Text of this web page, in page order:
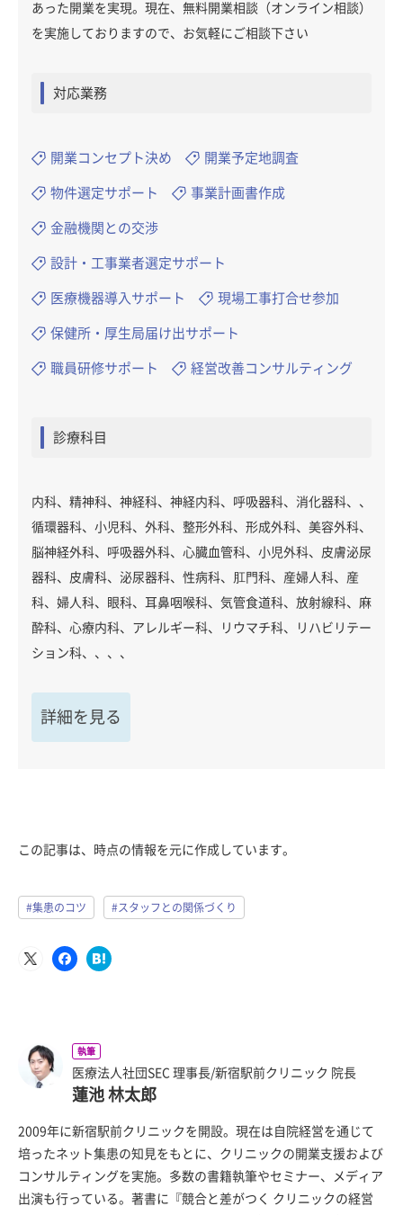
あった開業を実現。現在、無料開業相談（オンライン相談）
を実施しておりますので、お気軽にご相談下さい
対応業務
開業コンセプト決め 開業予定地調査
物件選定サポート 事業計画書作成
金融機関との交渉
設計・工事業者選定サポート
医療機器導入サポート 現場工事打合せ参加
保健所・厚生局届け出サポート
職員研修サポート 経営改善コンサルティング
診療科目
内科、精神科、神経科、神経内科、呼吸器科、消化器科、、
循環器科、小児科、外科、整形外科、形成外科、美容外科、
脳神経外科、呼吸器外科、心臓血管科、小児外科、皮膚泌尿
器科、皮膚科、泌尿器科、性病科、肛門科、産婦人科、産
科、婦人科、眼科、耳鼻咽喉科、気管食道科、放射線科、麻
酔科、心療内科、アレルギー科、リウマチ科、リハビリテー
ション科、、、、
詳細を見る
この記事は、時点の情報を元に作成しています。
#集患のコツ #スタッフとの関係づくり
執筆
医療法人社団SEC 理事長/新宿駅前クリニック 院長
蓮池 林太郎
2009年に新宿駅前クリニックを開設。現在は自院経営を通じて
培ったネット集患の知見をもとに、クリニックの開業支援および
コンサルティングを実施。多数の書籍執筆やセミナー、メディア
出演も行っている。著書に『競合と差がつく クリニックの経営